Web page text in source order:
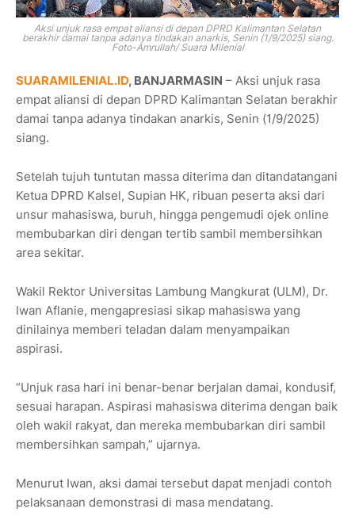
Aksi unjuk rasa empat aliansi di depan DPRD Kalimantan Selatan
berakhir damai tanpa adanya tindakan anarkis, Senin (1/9/2025) siang.
Foto-Amrullah/ Suara Milenial
SUARAMILENIAL.ID, BANJARMASIN – Aksi unjuk rasa
empat aliansi di depan DPRD Kalimantan Selatan berakhir
damai tanpa adanya tindakan anarkis, Senin (1/9/2025)
siang.
Setelah tujuh tuntutan massa diterima dan ditandatangani
Ketua DPRD Kalsel, Supian HK, ribuan peserta aksi dari
unsur mahasiswa, buruh, hingga pengemudi ojek online
membubarkan diri dengan tertib sambil membersihkan
area sekitar.
Wakil Rektor Universitas Lambung Mangkurat (ULM), Dr.
Iwan Aflanie, mengapresiasi sikap mahasiswa yang
dinilainya memberi teladan dalam menyampaikan
aspirasi.
“Unjuk rasa hari ini benar-benar berjalan damai, kondusif,
sesuai harapan. Aspirasi mahasiswa diterima dengan baik
oleh wakil rakyat, dan mereka membubarkan diri sambil
membersihkan sampah,” ujarnya.
Menurut Iwan, aksi damai tersebut dapat menjadi contoh
pelaksanaan demonstrasi di masa mendatang.